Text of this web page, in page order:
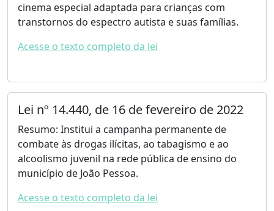
cinema especial adaptada para crianças com
transtornos do espectro autista e suas famílias.
Acesse o texto completo da lei
Lei nº 14.440, de 16 de fevereiro de 2022
Resumo: Institui a campanha permanente de
combate às drogas ilícitas, ao tabagismo e ao
alcoolismo juvenil na rede pública de ensino do
município de João Pessoa.
Acesse o texto completo da lei